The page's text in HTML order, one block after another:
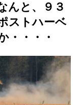
んと、９３
ストハーベ
・・・・